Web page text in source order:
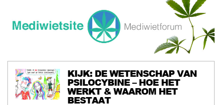
KIJK: DE WETENSCHAP VAN
PSILOCYBINE – HOE HET
WERKT & WAAROM HET
BESTAAT